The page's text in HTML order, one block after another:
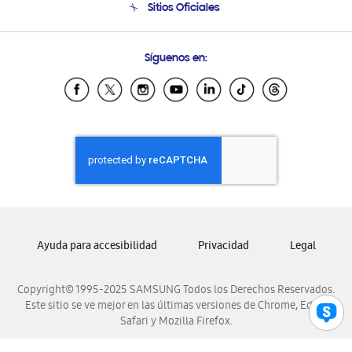
Condiciones de Compra
Soporte vía eMail
Sitios Oficiales
Samsung Ecuador
Samsung El Salvador
Samsung Honduras
Samsung Nicaragua
Samsung Panamá
Samsung Venezuela
Síguenos en:
Copyright© 1995-2025 SAMSUNG Todos los Derechos Reservados.
Este sitio se ve mejor en las últimas versiones de Chrome, Edge,
Safari y Mozilla Firefox.
Ayuda para accesibilidad Privacidad Legal